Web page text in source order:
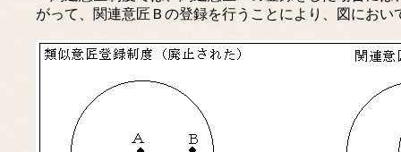
がって、関連意匠Ｂの登録を行うことにより、図にお